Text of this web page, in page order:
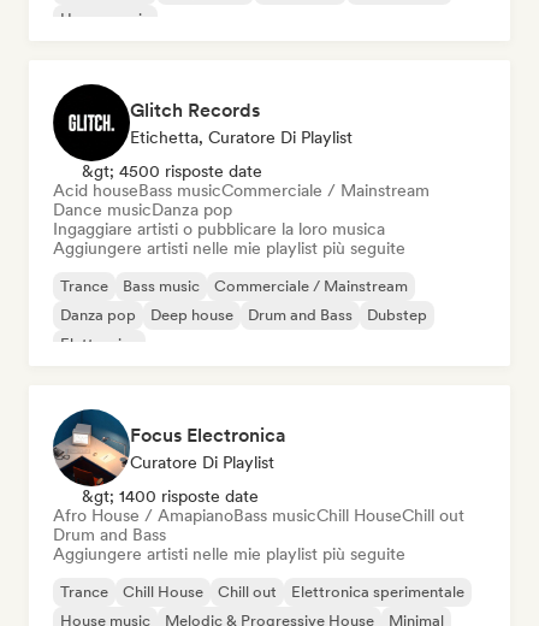
House music
Glitch Records
Etichetta, Curatore Di Playlist
&gt; 4500 risposte date
Acid houseBass musicCommerciale / Mainstream
Dance musicDanza pop
Ingaggiare artisti o pubblicare la loro musica
Aggiungere artisti nelle mie playlist più seguite
Trance Bass music
Commerciale / Mainstream
Danza pop
Deep house Drum and Bass
Dubstep
Elettronica
Focus Electronica
Curatore Di Playlist
&gt; 1400 risposte date
Afro House / AmapianoBass musicChill HouseChill out
Drum and Bass
Aggiungere artisti nelle mie playlist più seguite
Trance Chill House Chill out
Elettronica sperimentale
House music
Melodic & Progressive House Minimal